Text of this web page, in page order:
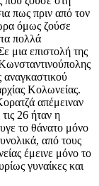
πως πριν από τον
όμως ζούσε
πολλά
μια επιστολή της
αναγκαστικού
Kολωνείας.
απέμειναν
26 ήταν η
το θάνατο μόνο
από τους
έμεινε μόνο το
γυναίκες και